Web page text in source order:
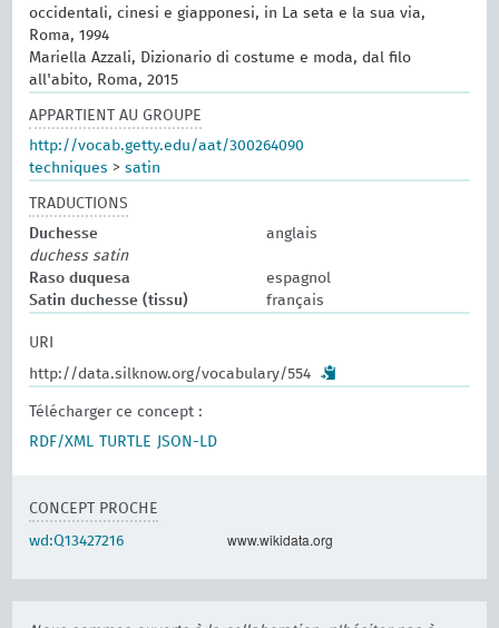
occidentali, cinesi e giapponesi, in La seta e la sua via,
Roma, 1994
Mariella Azzali, Dizionario di costume e moda, dal filo
all'abito, Roma, 2015
APPARTIENT AU GROUPE
http://vocab.getty.edu/aat/300264090
techniques >satin
TRADUCTIONS
Duchesse
anglais
duchess satin
Raso duquesa
espagnol
Satin duchesse (tissu)
français
URI
http://data.silknow.org/vocabulary/554
Télécharger ce concept :
RDF/XML
TURTLE JSON-LD
CONCEPT PROCHE
wd:Q13427216 www.wikidata.org